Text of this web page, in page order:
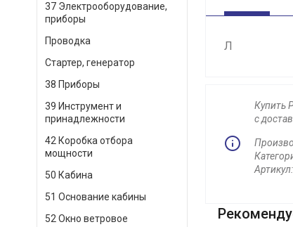
37 Электрооборудование,
приборы
Проводка
Стартер, генератор
38 Приборы
39 Инструмент и
принадлежности
42 Коробка отбора
мощности
50 Кабина
51 Основание кабины
52 Окно ветровое
Л
Купить
с